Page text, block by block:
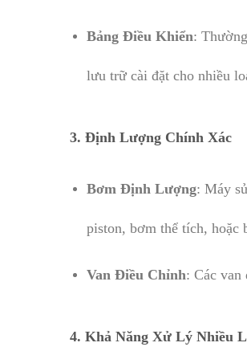
Bảng Điều Khiển:
lưu trữ cài đặt cho nhiều
3. Định Lượng Chính Xác
Bơm Định Lượng: Máy
piston, bơm thể tích, hoặc
Van Điều Chỉnh: Các van
4. Khả Năng Xử Lý Nhiều